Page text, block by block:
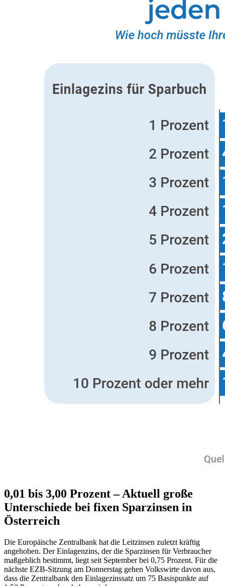
0,01 bis 3,00 Prozent – Aktuell große
Unterschiede bei fixen Sparzinsen in
Österreich
Die Europäische Zentralbank hat die Leitzinsen zuletzt kräftig
angehoben. Der Einlagenzins, der die Sparzinsen für Verbraucher
maßgeblich bestimmt, liegt seit September bei 0,75 Prozent. Für die
nächste EZB-Sitzung am Donnerstag gehen Volkswirte davon aus,
dass die Zentralbank den Einlagezinssatz um 75 Basispunkte auf